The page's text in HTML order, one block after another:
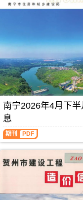
程
租
台
班
价，
玉
林
市
造
价
信
息
PDF
南宁2026年4月下
息
期刊 PDF